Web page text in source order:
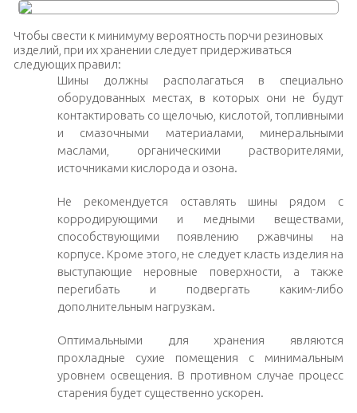
Чтобы свести к минимуму вероятность порчи резиновых
изделий, при их хранении следует придерживаться
следующих правил:
Шины должны располагаться в специально
оборудованных местах, в которых они не будут
контактировать со щелочью, кислотой, топливными
и смазочными материалами, минеральными
маслами, органическими растворителями,
источниками кислорода и озона.
Не рекомендуется оставлять шины рядом с
корродирующими и медными веществами,
способствующими появлению ржавчины на
корпусе. Кроме этого, не следует класть изделия на
выступающие неровные поверхности, а также
перегибать и подвергать каким-либо
дополнительным нагрузкам.
Оптимальными для хранения являются
прохладные сухие помещения с минимальным
уровнем освещения. В противном случае процесс
старения будет существенно ускорен.